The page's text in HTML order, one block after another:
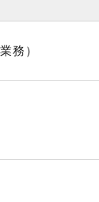
務）